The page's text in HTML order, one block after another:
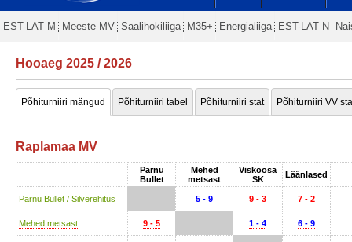
EST-LAT M Meeste MV Saalihokiliiga M35+ Energialiiga EST-LAT N
Hooaeg 2025 / 2026
Põhiturniiri mängud Põhiturniiri tabel Põhiturniiri stat Põhiturniiri VV
Raplamaa MV
Pärnu
Bullet
Mehed
metsast
Viskoosa
SK
Läänlased
Pärnu Bullet / Silverehitus 5 - 9 9 - 3 7 - 2
Mehed metsast 9 - 5 1 - 4 6 - 9